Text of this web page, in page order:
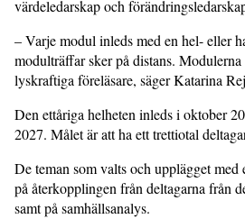
värdeledarskap och
– Varje modul inleds med en hel- eller
modul­träffar sker på distans.
lyskraftiga föreläsare, säger Katarina
Den ettåriga helheten inleds i okto­ber
2027. Målet är att ha ett trettiotal
De teman som valts och upplägget med
på åter­kopplingen från deltagarna från
samt på sam­hällsanalys.